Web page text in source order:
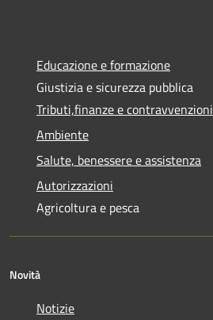
Educazione e formazione
Giustizia e sicurezza pubblica
Tributi,finanze e contravvenzioni
Ambiente
Salute, benessere e assistenza
Autorizzazioni
Agricoltura e pesca
Novità
Notizie